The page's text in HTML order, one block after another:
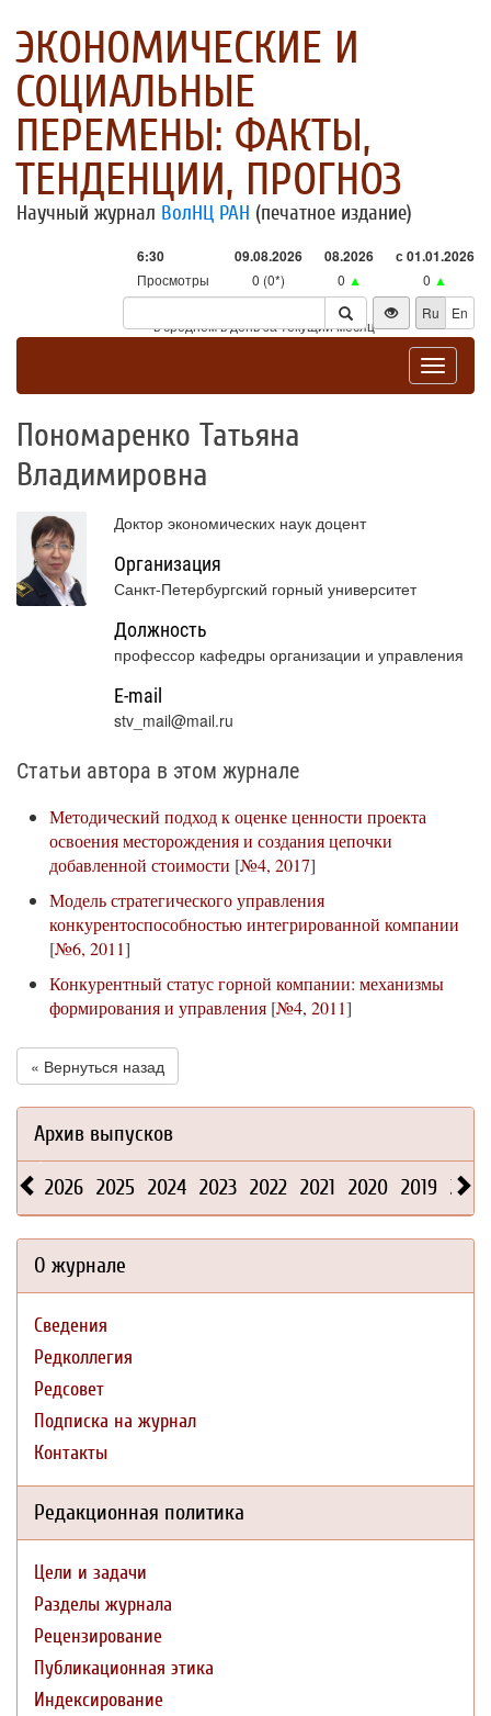
ЭКОНОМИЧЕСКИЕ И
СОЦИАЛЬНЫЕ
ПЕРЕМЕНЫ: ФАКТЫ,
ТЕНДЕНЦИИ, ПРОГНОЗ
Научный журнал ВолНЦ РАН (печатное издание)
6:30 09.08.2026 08.2026 с 01.01.2026
Просмотры 0 (0*) 0 ▲ 0 ▲
Посетители
0 (0*) 0▲ 0▲
* - в среднем в день за текущий месяц
Ru En
Toggle
Пономаренко Татьяна
Владимировна
Доктор экономических наук доцент
Организация
Санкт-Петербургский горный университет
Должность
профессор кафедры организации и управления
E-mail
stv_mail@mail.ru
Статьи автора в этом журнале
Методический подход к оценке ценности проекта
освоения месторождения и создания цепочки
добавленной стоимости [№4, 2017]
Модель стратегического управления
конкурентоспособностью интегрированной компании
[№6, 2011]
Конкурентный статус горной компании: механизмы
формирования и управления [№4, 2011]
« Вернуться назад
Архив выпусков
2026 2025 2024 2023 2022 2021 2020 2019 2018
О журнале
Сведения
Редколлегия
Редсовет
Подписка на журнал
Контакты
Редакционная политика
Цели и задачи
Разделы журнала
Рецензирование
Публикационная этика
Индексирование